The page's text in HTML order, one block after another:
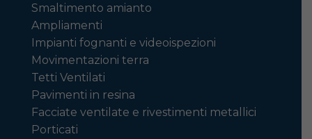
Smaltimento amianto
Ampliamenti
Impianti fognanti e videoispezioni
Movimentazioni terra
Tetti Ventilati
Pavimenti in resina
Facciate ventilate e rivestimenti metallici
Porticati